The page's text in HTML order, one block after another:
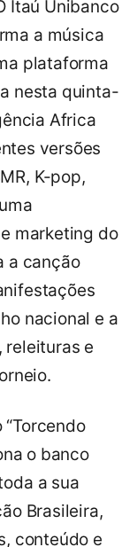
Itaú Unibanco
a música
plataforma
nesta quinta-
Africa
versões
K-pop,
marketing do
a canção
nacional e a
releituras e
o banco
a sua
Brasileira,
conteúdo e